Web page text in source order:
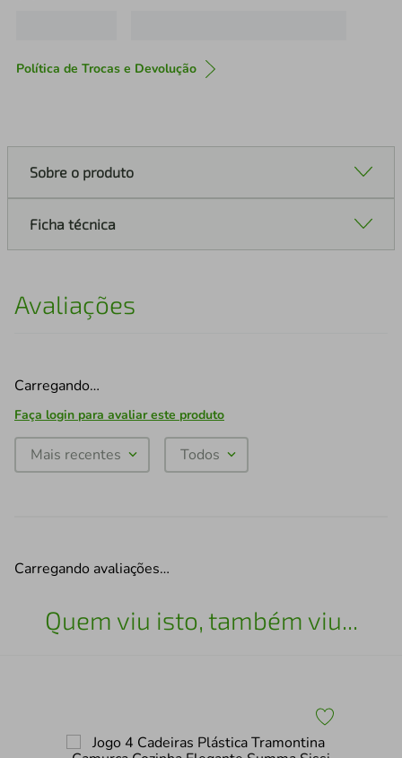
Política de Trocas e Devolução
Sobre o produto
Ficha técnica
Avaliações
Carregando…
Faça login para avaliar este produto
Mais recentes Todos
Carregando avaliações…
Quem viu isto, também viu...